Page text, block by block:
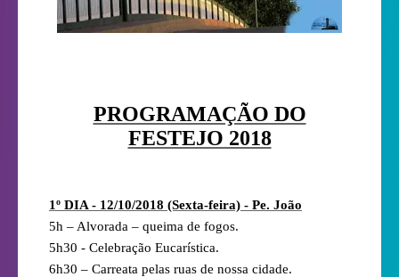
PROGRAMAÇÃO DO
FESTEJO 2018
1º DIA - 12/10/2018 (Sexta-feira) - Pe. João
5h – Alvorada – queima de fogos.
5h30 - Celebração Eucarística.
6h30 – Carreata pelas ruas de nossa cidade.